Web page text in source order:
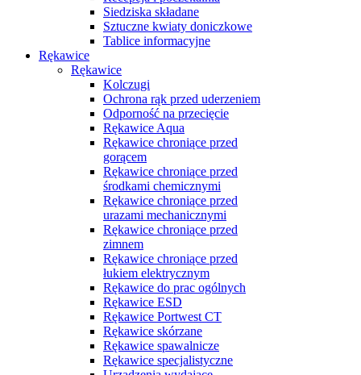
Siedziska składane
Sztuczne kwiaty doniczkowe
Tablice informacyjne
Rękawice
Rękawice
Kolczugi
Ochrona rąk przed uderzeniem
Odporność na przecięcie
Rękawice Aqua
Rękawice chroniące przed
gorącem
Rękawice chroniące przed
środkami chemicznymi
Rękawice chroniące przed
urazami mechanicznymi
Rękawice chroniące przed
zimnem
Rękawice chroniące przed
łukiem elektrycznym
Rękawice do prac ogólnych
Rękawice ESD
Rękawice Portwest CT
Rękawice skórzane
Rękawice spawalnicze
Rękawice specjalistyczne